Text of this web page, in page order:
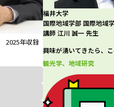
2025年収録
福井大学
国際地域学部 国際地域
講師 江川 誠一 先生
興味が湧いてきたら、
観光学、地域研究